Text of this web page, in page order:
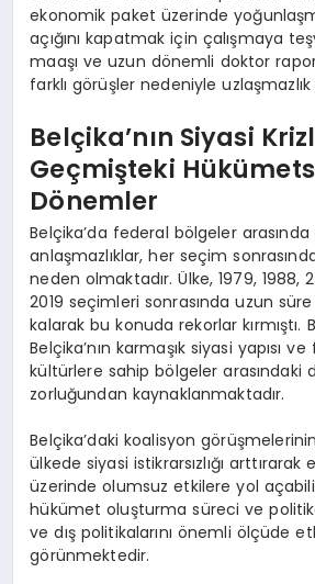
ekonomik paket üzerinde
açığını kapatmak için çalışmaya
maaşı ve uzun dönemli doktor
farklı görüşler nedeniyle uzlaşmazlık
Belçika’nın Siyasi
Geçmişteki
Dönemler
Belçika’da federal bölgeler
anlaşmazlıklar, her seçim
neden olmaktadır. Ülke, 1979, 1988,
2019 seçimleri sonrasında uzun
kalarak bu konuda rekorlar kırmıştı.
Belçika’nın karmaşık siyasi yapısı ve
kültürlere sahip bölgeler arasındaki
zorluğundan kaynaklanmaktadır.
Belçika’daki koalisyon görüşmelerinin
ülkede siyasi istikrarsızlığı
üzerinde olumsuz etkilere yol
hükümet oluşturma süreci ve
ve dış politikalarını önemli ölçüde
görünmektedir.